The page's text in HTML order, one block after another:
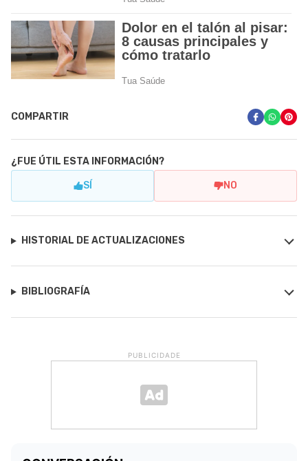
COMPARTIR
¿FUE ÚTIL ESTA INFORMACIÓN?
SÍ NO
HISTORIAL DE ACTUALIZACIONES
BIBLIOGRAFÍA
PUBLICIDADE